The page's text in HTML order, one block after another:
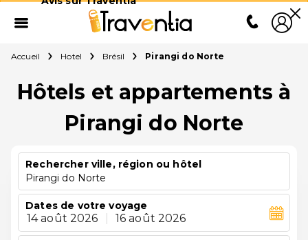
Accueil Hotel Brésil Pirangi do Norte
Hôtels et appartements à
Pirangi do Norte
Rechercher ville, région ou hôtel
Pirangi do Norte
Dates de votre voyage
14 août 2026 16 août 2026